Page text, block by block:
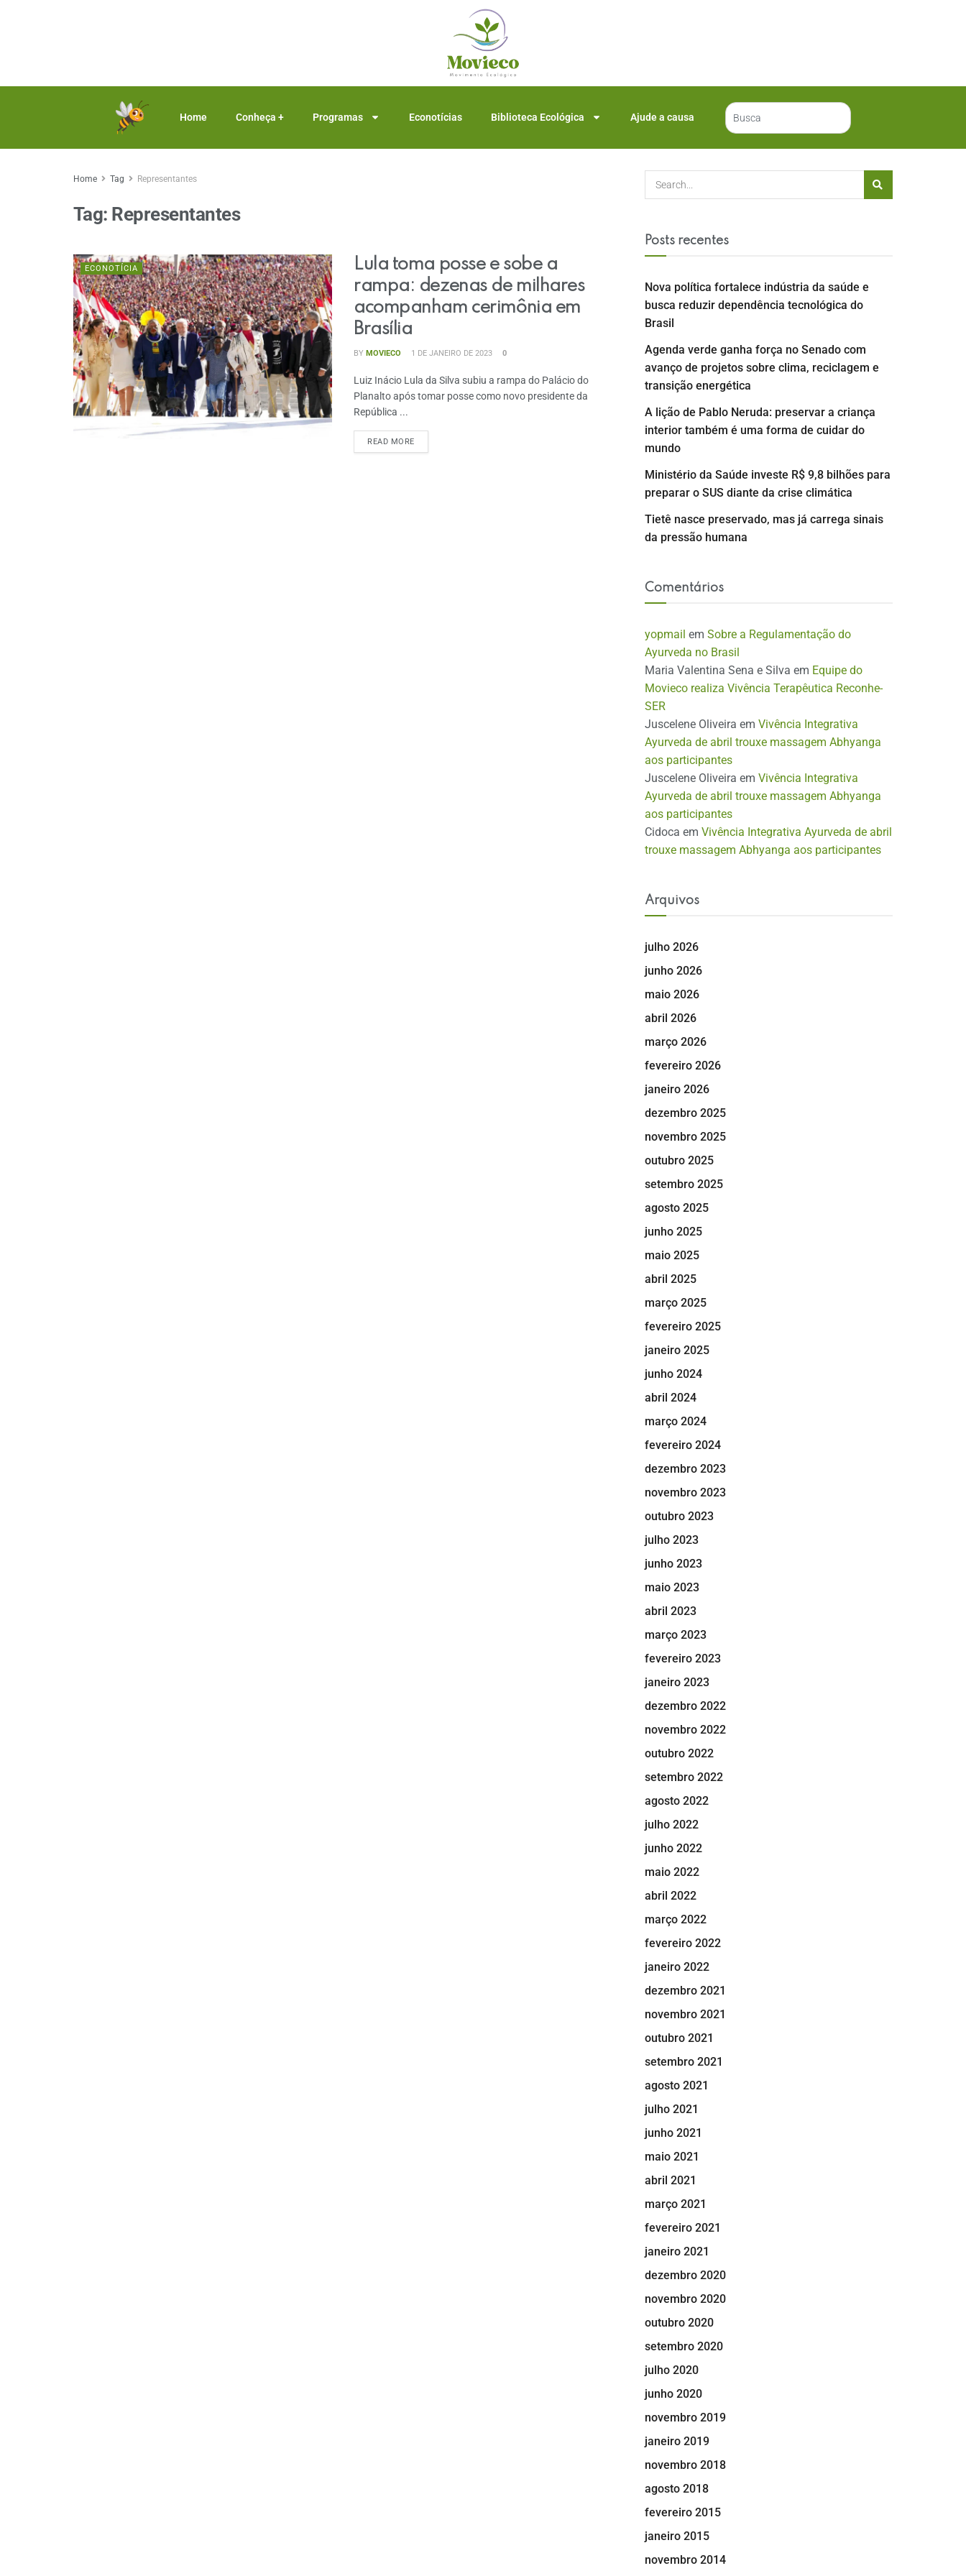
Home Conheça + Programas Econotícias Biblioteca Ecológica Ajude a causa
Home Tag Representantes
Tag: Representantes
ECONOTÍCIA
Lula toma posse e sobe a
rampa: dezenas de milhares
acompanham cerimônia em
Brasília
BY MOVIECO 1 DE JANEIRO DE 2023 0
Luiz Inácio Lula da Silva subiu a rampa do Palácio do
Planalto após tomar posse como novo presidente da
República ...
READ MORE
Posts recentes
Nova política fortalece indústria da saúde e
busca reduzir dependência tecnológica do
Brasil
Agenda verde ganha força no Senado com
avanço de projetos sobre clima, reciclagem e
transição energética
A lição de Pablo Neruda: preservar a criança
interior também é uma forma de cuidar do
mundo
Ministério da Saúde investe R$ 9,8 bilhões para
preparar o SUS diante da crise climática
Tietê nasce preservado, mas já carrega sinais
da pressão humana
Comentários
yopmail em Sobre a Regulamentação do
Ayurveda no Brasil
Maria Valentina Sena e Silva em Equipe do
Movieco realiza Vivência Terapêutica Reconhe-
SER
Juscelene Oliveira em Vivência Integrativa
Ayurveda de abril trouxe massagem Abhyanga
aos participantes
Juscelene Oliveira em Vivência Integrativa
Ayurveda de abril trouxe massagem Abhyanga
aos participantes
Cidoca em Vivência Integrativa Ayurveda de abril
trouxe massagem Abhyanga aos participantes
Arquivos
julho 2026
junho 2026
maio 2026
abril 2026
março 2026
fevereiro 2026
janeiro 2026
dezembro 2025
novembro 2025
outubro 2025
setembro 2025
agosto 2025
junho 2025
maio 2025
abril 2025
março 2025
fevereiro 2025
janeiro 2025
junho 2024
abril 2024
março 2024
fevereiro 2024
dezembro 2023
novembro 2023
outubro 2023
julho 2023
junho 2023
maio 2023
abril 2023
março 2023
fevereiro 2023
janeiro 2023
dezembro 2022
novembro 2022
outubro 2022
setembro 2022
agosto 2022
julho 2022
junho 2022
maio 2022
abril 2022
março 2022
fevereiro 2022
janeiro 2022
dezembro 2021
novembro 2021
outubro 2021
setembro 2021
agosto 2021
julho 2021
junho 2021
maio 2021
abril 2021
março 2021
fevereiro 2021
janeiro 2021
dezembro 2020
novembro 2020
outubro 2020
setembro 2020
julho 2020
junho 2020
novembro 2019
janeiro 2019
novembro 2018
agosto 2018
fevereiro 2015
janeiro 2015
novembro 2014